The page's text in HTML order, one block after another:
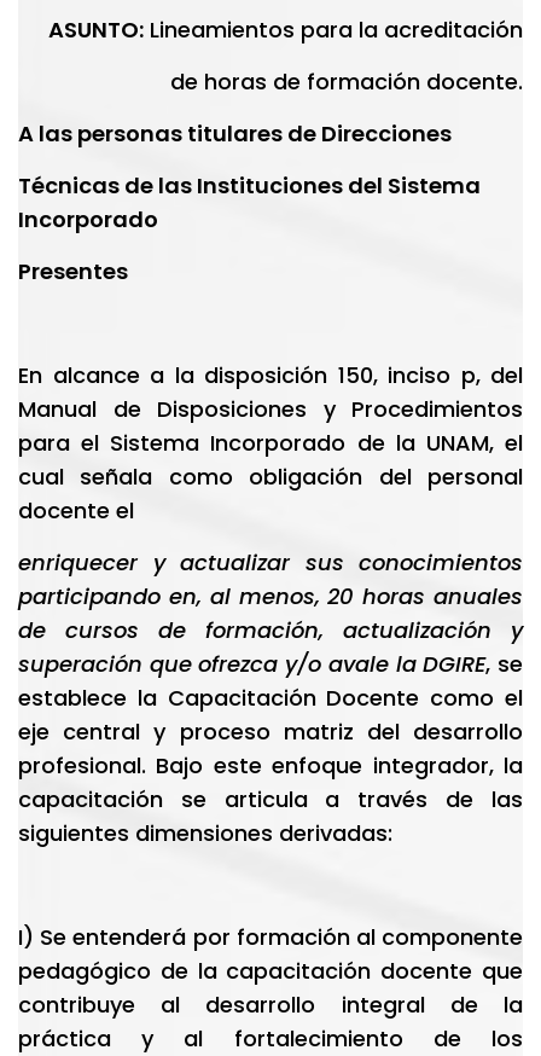
ASUNTO: Lineamientos para la acreditación
de horas de formación docente.
A las personas titulares de Direcciones
Técnicas de las Instituciones del Sistema
Incorporado
Presentes
En alcance a la disposición 150, inciso p, del
Manual de Disposiciones y Procedimientos
para el Sistema Incorporado de la UNAM, el
cual señala como obligación del personal
docente el
enriquecer y actualizar sus conocimientos
participando en, al menos, 20 horas anuales
de cursos de formación, actualización y
superación que ofrezca y/o avale la DGIRE, se
establece la Capacitación Docente como el
eje central y proceso matriz del desarrollo
profesional. Bajo este enfoque integrador, la
capacitación se articula a través de las
siguientes dimensiones derivadas:
I) Se entenderá por formación al componente
pedagógico de la capacitación docente que
contribuye al desarrollo integral de la
práctica y al fortalecimiento de los